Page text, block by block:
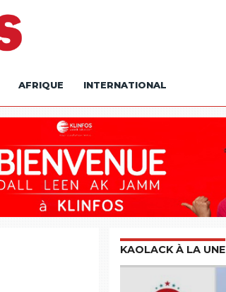
AFRIQUE INTERNATIONAL
KAOLACK À LA UNE